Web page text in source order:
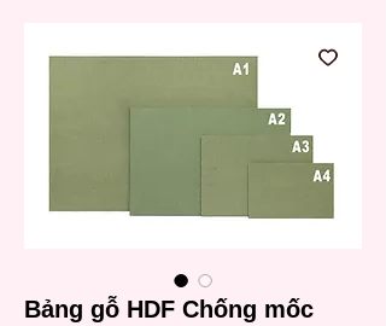
Bảng gỗ HDF Chống mốc